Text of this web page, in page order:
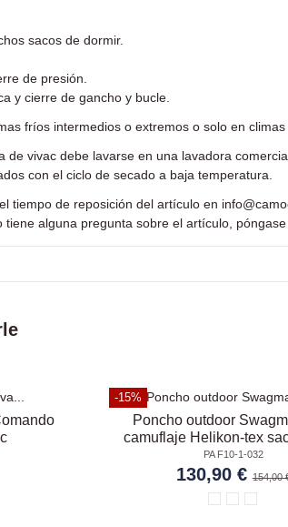
sacos de dormir.
de presión.
y cierre de gancho y bucle.
fríos intermedios o extremos o solo en climas
de vivac debe lavarse en una lavadora
con el ciclo de secado a baja temperatura.
tiempo de reposición del artículo en
alguna pregunta sobre el artículo,
-15%
Poncho outdoor
camuflaje Helikon-tex
PA F10-1-032
130,90 €154,00